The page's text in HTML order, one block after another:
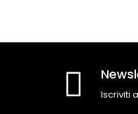
Iscriviti